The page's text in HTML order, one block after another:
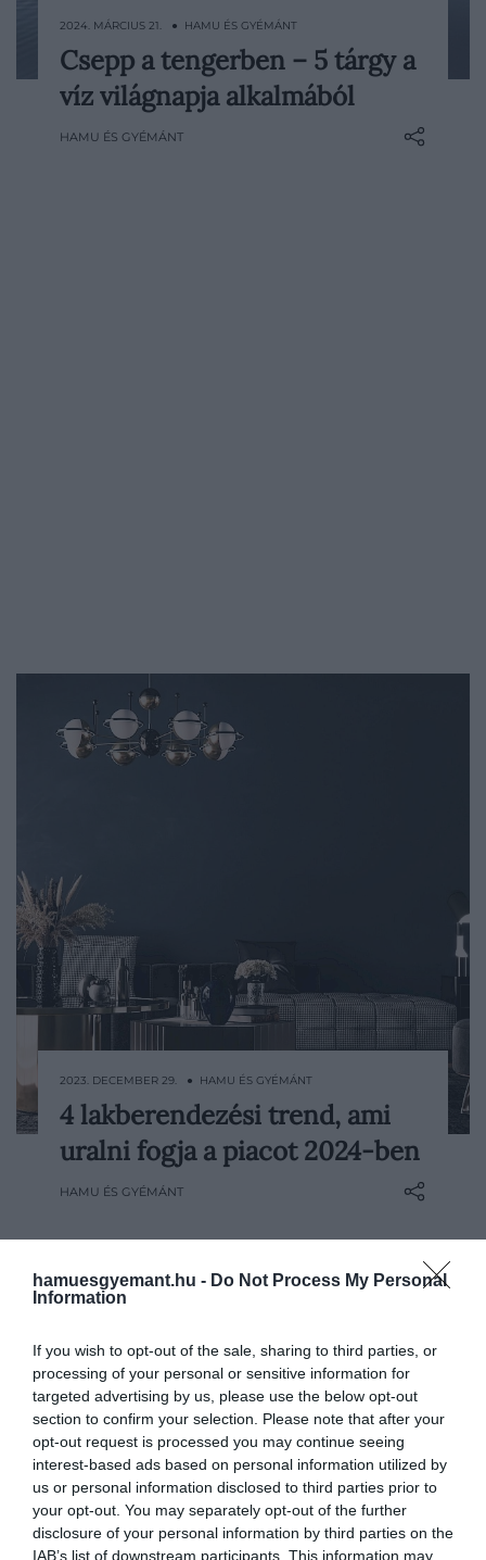
hamuesgyemant.hu - Do Not Process My Personal
Information
If you wish to opt-out of the sale, sharing to third parties, or
processing of your personal or sensitive information for
targeted advertising by us, please use the below opt-out
section to confirm your selection. Please note that after your
opt-out request is processed you may continue seeing
interest-based ads based on personal information utilized by
us or personal information disclosed to third parties prior to
your opt-out. You may separately opt-out of the further
disclosure of your personal information by third parties on the
IAB’s list of downstream participants. This information may
A víz világnapját immár több mint
harminc éve március 22-én tartják. Noha
az esemény elsősorban a mindenki
2024. MÁRCIUS 21. ● HAMU ÉS GYÉMÁNT
Csepp a tengerben – 5 tárgy a
víz világnapja alkalmából
HAMU ÉS GYÉMÁNT
Jövőre búcsút inthetünk a merev
dizájnszabályoknak és a mindent uraló
minimalizmusnak. Jöhetnek a különböző
trendje!
2023. DECEMBER 29. ● HAMU ÉS GYÉMÁNT
4 lakberendezési trend, ami
uralni fogja a piacot 2024-ben
HAMU ÉS GYÉMÁNT